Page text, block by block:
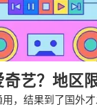
艺？地区
，结果到了国外